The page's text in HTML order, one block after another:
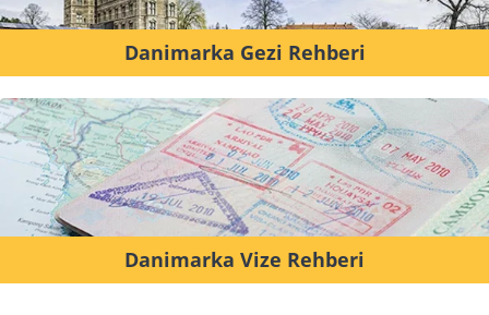
Danimarka Gezi Rehberi
Danimarka Vize Rehberi